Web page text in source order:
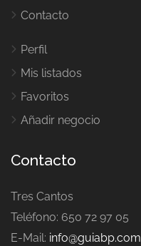
Contacto
Perfil
Mis listados
Favoritos
Añadir negocio
Contacto
Tres Cantos
Teléfono: 650 72 97 05
E-Mail: info@guiabp.com